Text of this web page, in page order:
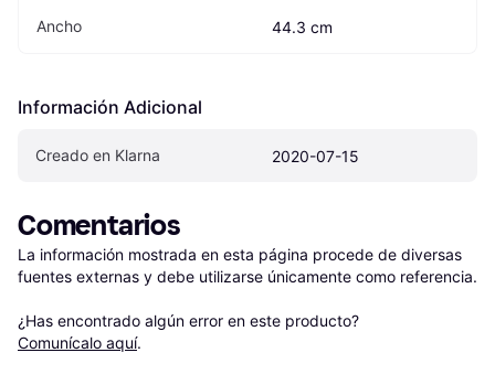
Ancho 44.3 cm
Información Adicional
Creado en Klarna 2020-07-15
Comentarios
La información mostrada en esta página procede de diversas
fuentes externas y debe utilizarse únicamente como referencia.
¿Has encontrado algún error en este producto?
Comunícalo aquí.